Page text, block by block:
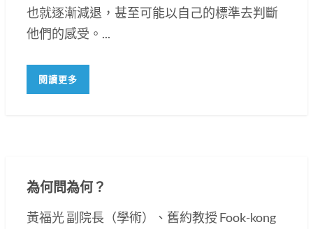
也就逐漸減退，甚至可能以自己的標準去判斷
他們的感受。...
閱讀更多
為何問為何？
黃福光 副院長（學術）、舊約教授 Fook-kong